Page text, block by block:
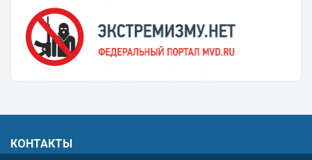
КОНТАКТЫ